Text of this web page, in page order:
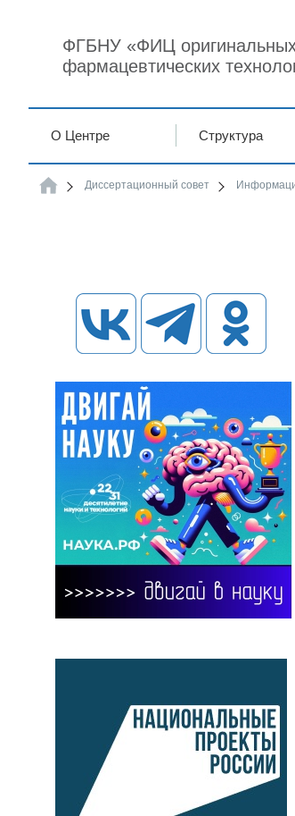
ФГБНУ «ФИЦ оригинальных
фармацевтических
О Центре Структура
ФГБНУ
ФГБНУ
технологий"
Диссертационный совет